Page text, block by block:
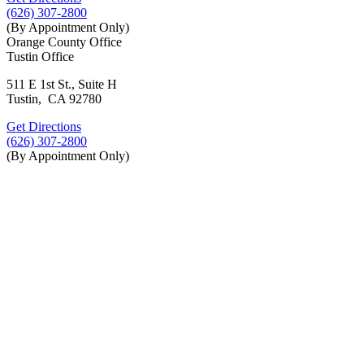
(626) 307-2800
(By Appointment Only)
Orange County Office
Tustin Office
511 E 1st St., Suite H
Tustin, CA 92780
Get Directions
(626) 307-2800
(By Appointment Only)